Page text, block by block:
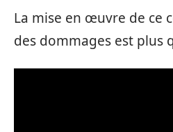
La mise en œuvre de ce
des dommages est plus